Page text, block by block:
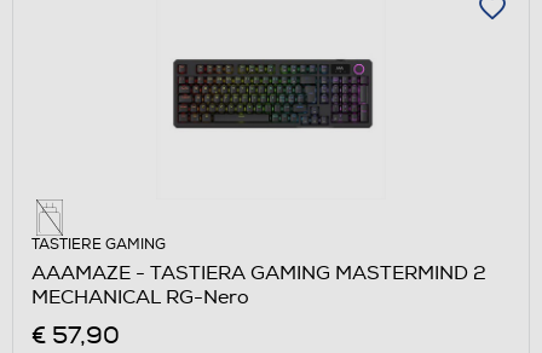
TASTIERE GAMING
AAAMAZE - TASTIERA GAMING MASTERMIND 2
MECHANICAL RG-Nero
€ 57,90